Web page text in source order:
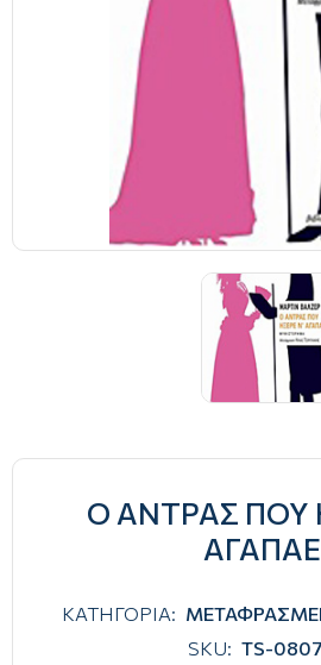
Ο ΑΝΤΡΑΣ ΠΟΥ
ΚΑΤΗΓΟΡΙΑ:
SKU: TS-